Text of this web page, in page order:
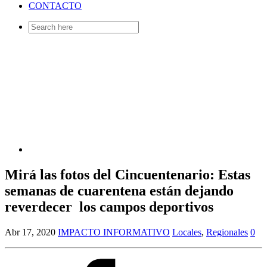
CONTACTO
Search
for:
Mirá las fotos del Cincuentenario: Estas
semanas de cuarentena están dejando
reverdecer los campos deportivos
Abr 17, 2020 IMPACTO INFORMATIVO Locales, Regionales 0